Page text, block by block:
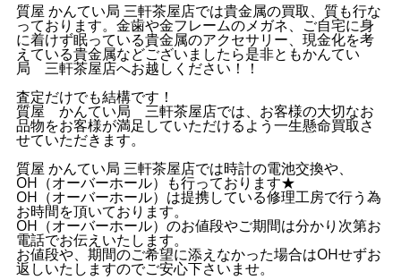
質屋 かんてい局 三軒茶屋店では貴金属の買取、質も行な
っております。金歯や金フレームのメガネ、ご自宅に身
に着けず眠っている貴金属のアクセサリー、現金化を考
えている貴金属などございましたら是非ともかんてい
局 三軒茶屋店へお越しください！！
査定だけでも結構です！
質屋 かんてい局 三軒茶屋店では、お客様の大切なお
品物をお客様が満足していただけるよう一生懸命買取さ
せていただきます。
質屋 かんてい局 三軒茶屋店では時計の電池交換や、
OH（オーバーホール）も行っております★
OH（オーバーホール）は提携している修理工房で行う為
お時間を頂いております。
OH（オーバーホール）のお値段やご期間は分かり次第お
電話でお伝えいたします。
お値段や、期間のご希望に添えなかった場合はOHせずお
返しいたしますのでご安心下さいませ。